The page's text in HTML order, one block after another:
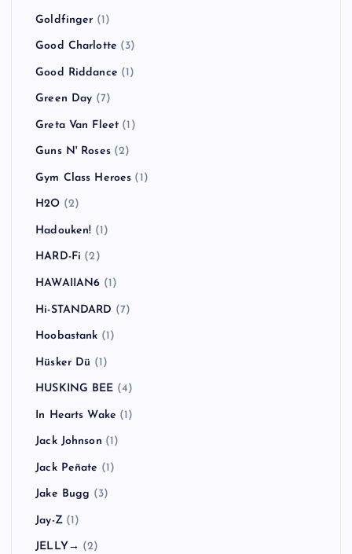
Goldfinger (1)
Good Charlotte (3)
Good Riddance (1)
Green Day (7)
Greta Van Fleet (1)
Guns N' Roses(2)
Gym Class Heroes (1)
H2O (2)
Hadouken! (1)
HARD-Fi (2)
HAWAIIAN6 (1)
Hi-STANDARD (7)
Hoobastank (1)
Hüsker Dü (1)
HUSKING BEE (4)
In Hearts Wake (1)
Jack Johnson (1)
Jack Peñate (1)
Jake Bugg (3)
Jay-Z(1)
JELLY→ (2)